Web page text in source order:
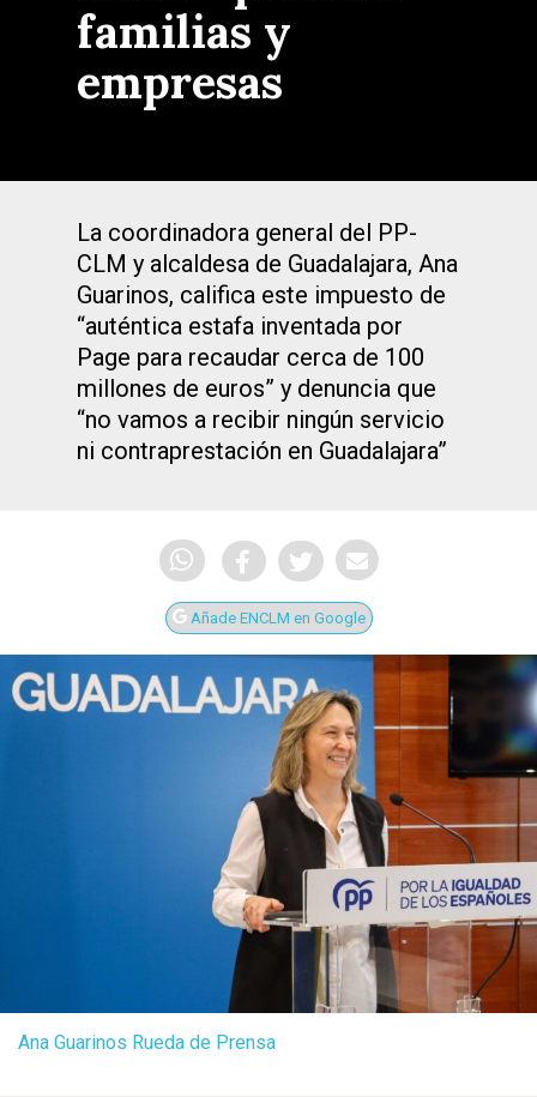
familias y
empresas
La coordinadora general del PP-
CLM y alcaldesa de Guadalajara, Ana
Guarinos, califica este impuesto de
“auténtica estafa inventada por
Page para recaudar cerca de 100
millones de euros” y denuncia que
“no vamos a recibir ningún servicio
ni contraprestación en Guadalajara”
Añade ENCLM en Google
Ana Guarinos Rueda de Prensa